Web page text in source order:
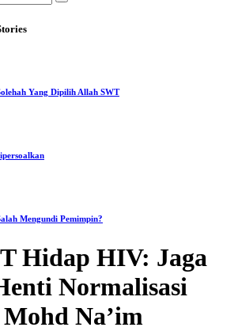
Yang Dipilih Allah SWT
Mengundi Pemimpin?
Hidap HIV: Jaga
Normalisasi
Na’im